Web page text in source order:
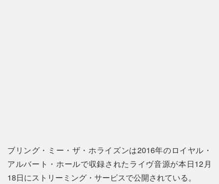
ブリング・ミー・ザ・ホライズンは2016年のロイヤル・
アルバート・ホールで収録されたライヴ音源が本日12月
18日にストリーミング・サービスで公開されている。